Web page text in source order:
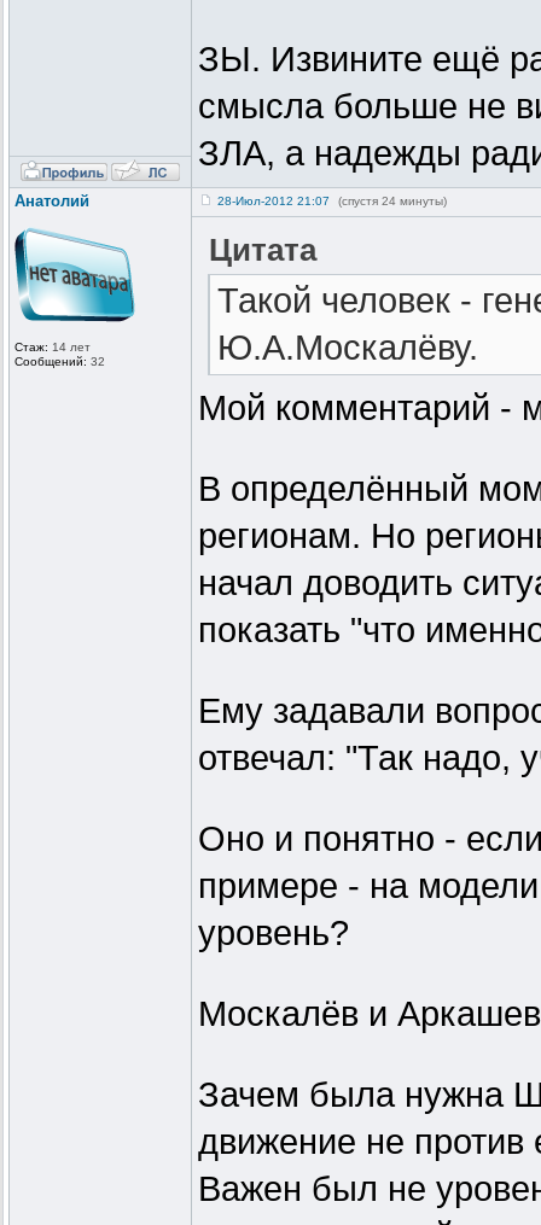
ЗЫ. Извините ещё
смысла больше не
ЗЛА, а надежды
Анатолий
Стаж: 14 лет
Сообщений: 32
28-Июл-2012 21:07 (спустя 24 минуты)
Цитата
Такой человек -
Ю.А.Москалёву.
Мой комментарий -
В определённый
регионам. Но
начал доводить
показать "что
Ему задавали
отвечал: "Так надо,
Оно и понятно -
примере - на
уровень?
Москалёв и
Зачем была нужна
движение не против
Важен был не